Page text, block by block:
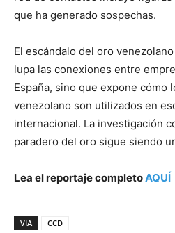
que ha generado sospechas.
El escándalo del oro
lupa las conexiones entre
España, sino que expone cómo
venezolano son utilizados en
internacional. La investigación
paradero del oro sigue siendo
Lea el reportaje completoAQUÍ
VIA
CCD